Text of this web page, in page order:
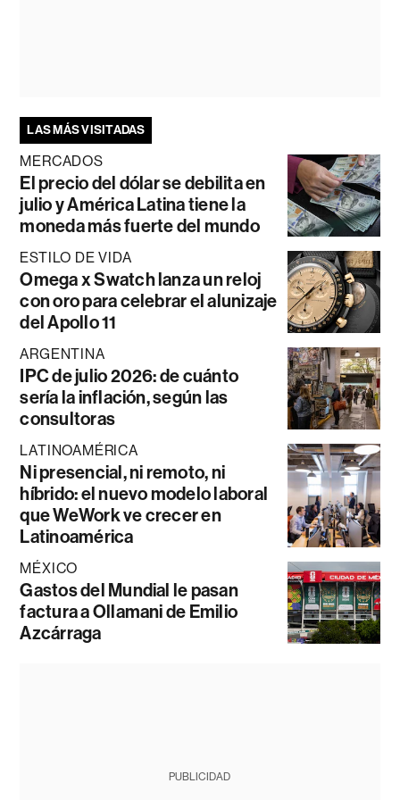
LAS MÁS VISITADAS
MERCADOS
El precio del dólar se debilita en
julio y América Latina tiene la
moneda más fuerte del mundo
ESTILO DE VIDA
Omega x Swatch lanza un reloj
con oro para celebrar el alunizaje
del Apollo 11
ARGENTINA
IPC de julio 2026: de cuánto
sería la inflación, según las
consultoras
LATINOAMÉRICA
Ni presencial, ni remoto, ni
híbrido: el nuevo modelo laboral
que WeWork ve crecer en
Latinoamérica
MÉXICO
Gastos del Mundial le pasan
factura a Ollamani de Emilio
Azcárraga
PUBLICIDAD